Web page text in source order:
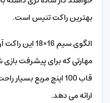
بهترین راکت تنیس است.
الگوی سیم
مهارتی که برای پیشرفت
قاب 100 اینچ مربع
ارائه می دهد.